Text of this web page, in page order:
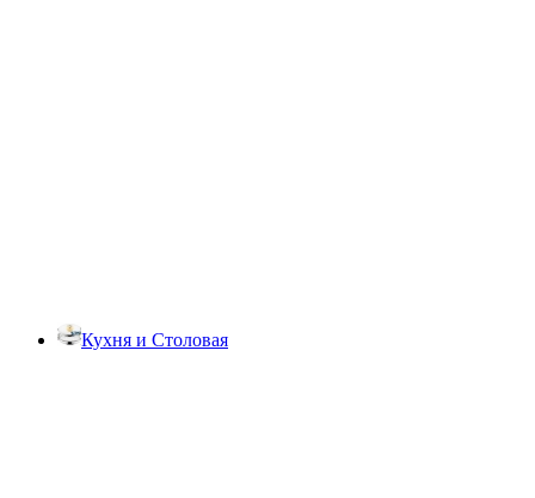
Кухня и Столовая